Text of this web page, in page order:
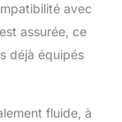
avec
est assurée, ce
déjà équipés
fluide, à